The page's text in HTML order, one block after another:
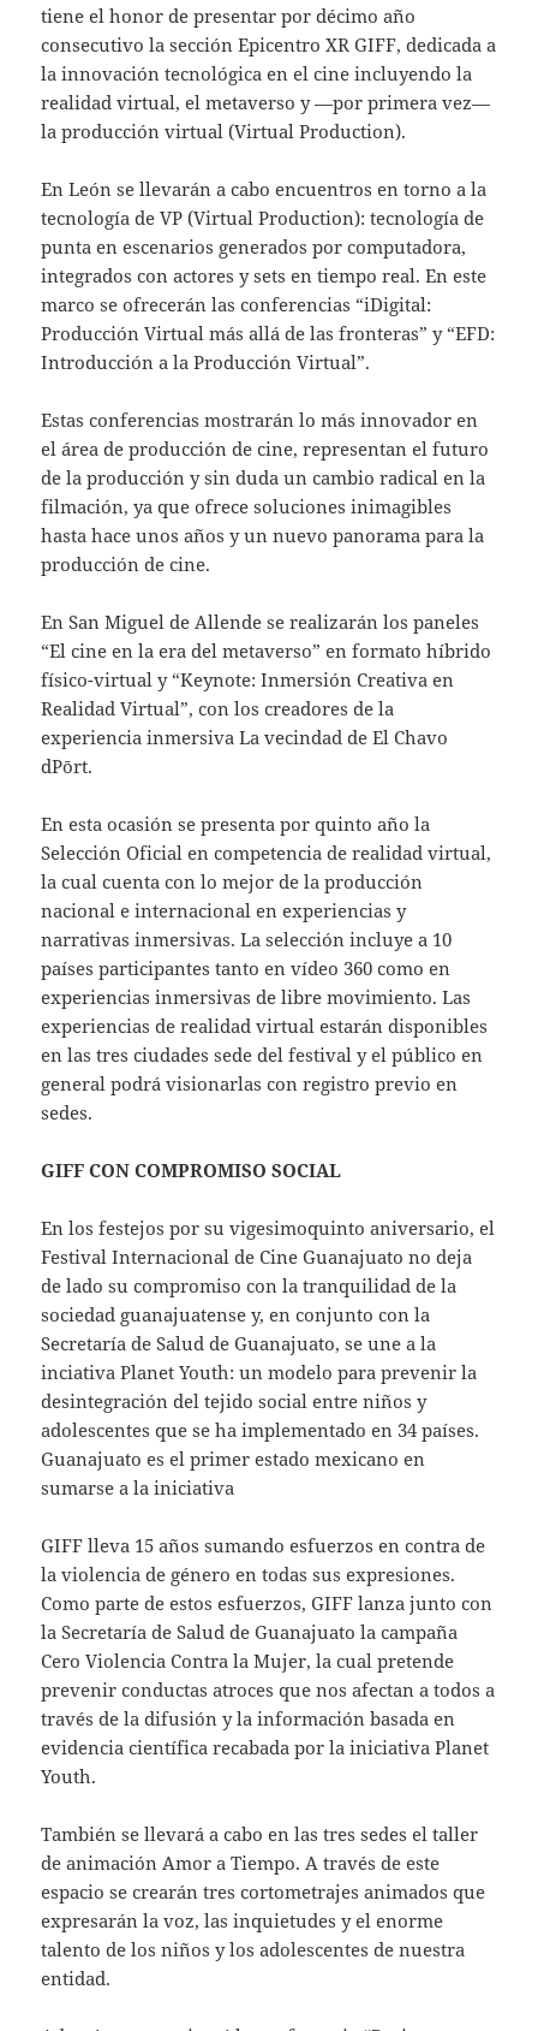
tiene el honor de presentar por décimo año
consecutivo la sección Epicentro XR GIFF, dedicada a
la innovación tecnológica en el cine incluyendo la
realidad virtual, el metaverso y —por primera vez—
la producción virtual (Virtual Production).
En León se llevarán a cabo encuentros en torno a la
tecnología de VP (Virtual Production): tecnología de
punta en escenarios generados por computadora,
integrados con actores y sets en tiempo real. En este
marco se ofrecerán las conferencias “iDigital:
Producción Virtual más allá de las fronteras” y “EFD:
Introducción a la Producción Virtual”.
Estas conferencias mostrarán lo más innovador en
el área de producción de cine, representan el futuro
de la producción y sin duda un cambio radical en la
filmación, ya que ofrece soluciones inimagibles
hasta hace unos años y un nuevo panorama para la
producción de cine.
En San Miguel de Allende se realizarán los paneles
“El cine en la era del metaverso” en formato híbrido
físico-virtual y “Keynote: Inmersión Creativa en
Realidad Virtual”, con los creadores de la
experiencia inmersiva La vecindad de El Chavo
dPōrt.
En esta ocasión se presenta por quinto año la
Selección Oficial en competencia de realidad virtual,
la cual cuenta con lo mejor de la producción
nacional e internacional en experiencias y
narrativas inmersivas. La selección incluye a 10
países participantes tanto en vídeo 360 como en
experiencias inmersivas de libre movimiento. Las
experiencias de realidad virtual estarán disponibles
en las tres ciudades sede del festival y el público en
general podrá visionarlas con registro previo en
sedes.
GIFF CON COMPROMISO SOCIAL
En los festejos por su vigesimoquinto aniversario, el
Festival Internacional de Cine Guanajuato no deja
de lado su compromiso con la tranquilidad de la
sociedad guanajuatense y, en conjunto con la
Secretaría de Salud de Guanajuato, se une a la
inciativa Planet Youth: un modelo para prevenir la
desintegración del tejido social entre niños y
adolescentes que se ha implementado en 34 países.
Guanajuato es el primer estado mexicano en
sumarse a la iniciativa
GIFF lleva 15 años sumando esfuerzos en contra de
la violencia de género en todas sus expresiones.
Como parte de estos esfuerzos, GIFF lanza junto con
la Secretaría de Salud de Guanajuato la campaña
Cero Violencia Contra la Mujer, la cual pretende
prevenir conductas atroces que nos afectan a todos a
través de la difusión y la información basada en
evidencia científica recabada por la iniciativa Planet
Youth.
También se llevará a cabo en las tres sedes el taller
de animación Amor a Tiempo. A través de este
espacio se crearán tres cortometrajes animados que
expresarán la voz, las inquietudes y el enorme
talento de los niños y los adolescentes de nuestra
entidad.